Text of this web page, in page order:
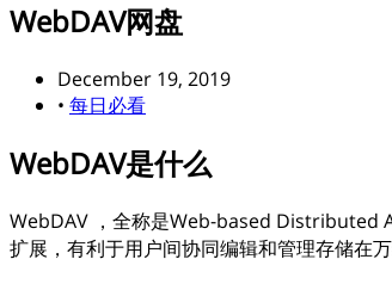
WebDAV网盘
December 19, 2019
• 每日必看
WebDAV是什么
WebDAV ，全称是Web-based Distributed
扩展，有利于用户间协同编辑和管理存储在万